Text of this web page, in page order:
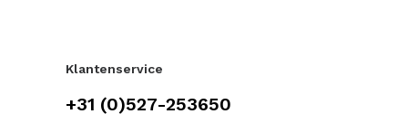
Klantenservice
+31 (0)527-253650